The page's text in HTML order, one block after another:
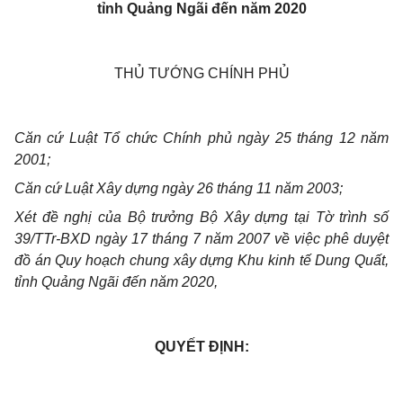
tỉnh Quảng Ngãi đến năm 2020
THỦ TƯỚNG CHÍNH PHỦ
Căn cứ Luật Tổ chức Chính phủ ngày 25 tháng 12 năm
2001;
Căn cứ Luật Xây dựng ngày 26 tháng 11 năm 2003;
Xét đề nghị của Bộ trưởng Bộ Xây dựng tại Tờ trình số
39/TTr-BXD ngày 17 tháng 7 năm 2007 về việc phê duyệt
đồ án Quy hoạch chung xây dựng Khu kinh tế Dung Quất,
tỉnh Quảng Ngãi đến năm 2020,
QUYẾT ĐỊNH: